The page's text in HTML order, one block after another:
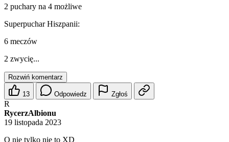
2 puchary na 4 możliwe
Superpuchar Hiszpanii:
6 meczów
2 zwycię...
Rozwiń komentarz
13 Odpowiedz Zgłoś
R
RycerzAlbionu
19 listopada 2023
O nie tylko nie to XD